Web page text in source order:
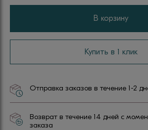
В корзину
Купить в 1 клик
Отправка заказов в течение 1-2
Возврат в течение 14 дней с
заказа